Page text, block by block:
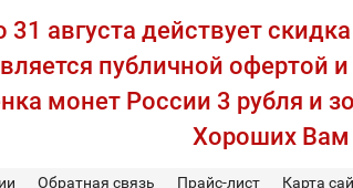
августа действует
публичной офертой
монет России 3 рубля и
Хороших Вам
Обратная связь Прайс-лист
Карта